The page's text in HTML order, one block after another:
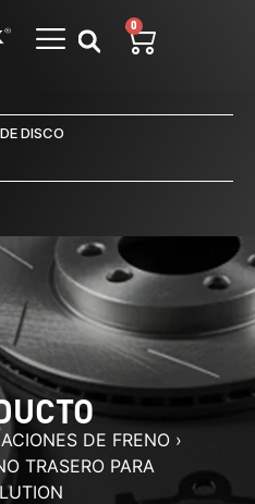
0
DE FRENO ›
TRASERO PARA